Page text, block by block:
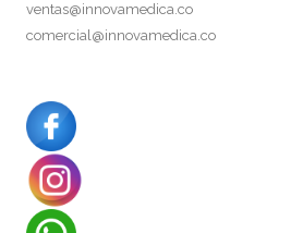
ventas@innovamedica.co
comercial@innovamedica.co